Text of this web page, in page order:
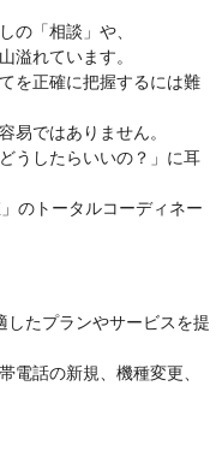
の「相談」や、
溢れています。
を正確に把握するには難
易ではありません。
うしたらいいの？」に耳
のトータルコーディネー
したプランやサービスを提
電話の新規、機種変更、